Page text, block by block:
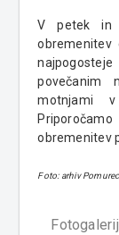
V petek in
obremenitev
povečanim
motnjami
obremenitev
Foto: arhiv Pomurec